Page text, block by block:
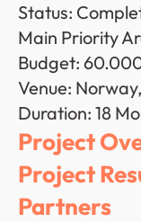
Status:
Main Priority
Budget:
Venue:
Duration: 18
Project
Project
Partners